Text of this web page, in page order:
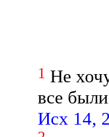
1 Не
все
Исх 14,